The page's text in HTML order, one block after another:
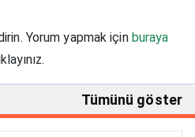
Yorum yapmak için buraya
Tümünü göster